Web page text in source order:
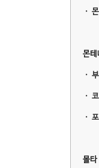
ㆍ
몬
ㆍ
ㆍ
ㆍ
몰타